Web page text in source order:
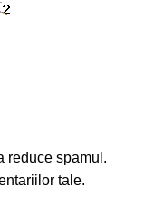
reduce spamul.
tale.